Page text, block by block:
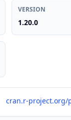
VERSION
1.20.0
cran.r-project.org/